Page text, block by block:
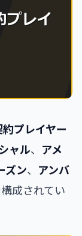
プレイヤー
ャル、 アメ
ズン、 アンバ
成されてい